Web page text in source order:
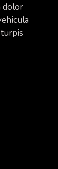
dolor
turpis